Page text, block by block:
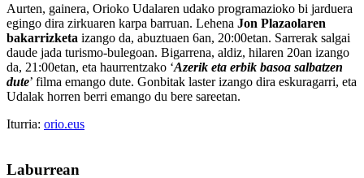
Aurten, gainera, Orioko Udalaren udako programazioko bi jarduera
egingo dira zirkuaren karpa barruan. Lehena Jon Plazaolaren
bakarrizketa izango da, abuztuaen 6an, 20:00etan. Sarrerak salgai
daude jada turismo-bulegoan. Bigarrena, aldiz, hilaren 20an izango
da, 21:00etan, eta haurrentzako ‘Azerik eta erbik basoa salbatzen
dute’ filma emango dute. Gonbitak laster izango dira eskuragarri, eta
Udalak horren berri emango du bere sareetan.
Iturria: orio.eus
Laburrean